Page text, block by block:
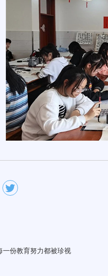
一份教育努力都被珍视